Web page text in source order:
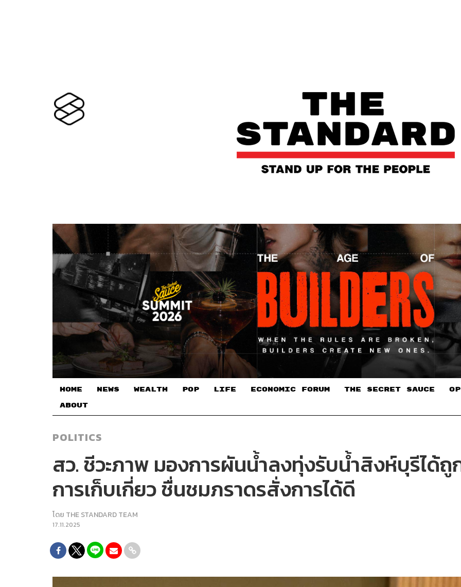
HOME NEWS WEALTH POP LIFE ECONOMIC FORUM THE SECRET SAUCE​
ABOUT
POLITICS
สว. ชีวะภาพ มองการผันน้ำลงทุ่งรับน้ำสิงห์บุรีได้ถู
การเก็บเกี่ยว ชื่นชมภราดรสั่งการได้ดี
โดย THE STANDARD TEAM
17.11.2025